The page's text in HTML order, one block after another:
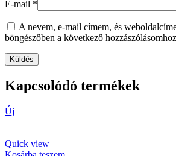
E-mail *
A nevem, e-mail címem, és
böngészőben a következő
Kapcsolódó termékek
Új
Quick view